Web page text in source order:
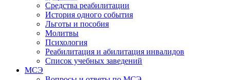
Средства реабилитации
История одного события
Льготы и пособия
Молитвы
Психология
Реабилитация и абилитация инвалидов
Список учебных заведений
МСЭ